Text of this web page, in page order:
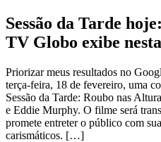
Sessão da Tarde
TV Globo exibe
Priorizar meus resultados no
terça-feira, 18 de fevereiro, uma
Sessão da Tarde: Roubo nas
e Eddie Murphy. O filme será
promete entreter o público com
carismáticos. […]